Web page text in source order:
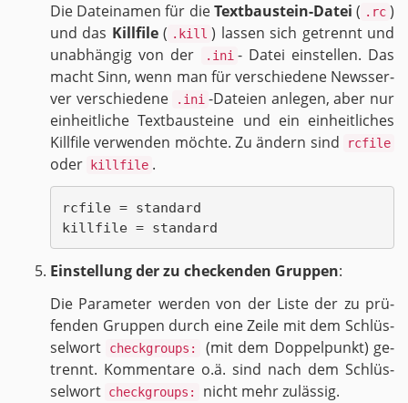
Die Da­tei­na­men für dieText­bau­stein-Da­tei ( .rc )
und das Kill­fi­le( .kill ) las­sen sich ge­trennt und
un­ab­hän­gig von der
.ini - Datei ein­stel­len. Das
macht Sinn, wenn man für ver­schie­de­ne News­ser­
ver ver­schie­de­ne
.ini -Da­tei­en an­le­gen, aber nur
ein­heit­li­che Text­bau­stei­ne und ein ein­heit­li­ches
Kill­fi­le ver­wen­den möch­te. Zu än­dern sind
rcfile
oder killfile .
rcfile = standard
Ein­stel­lung der zu che­cken­den Grup­pen:
Die Pa­ra­me­ter wer­den von der Liste der zu prü­
fen­den Grup­pen durch eine Zeile mit dem Schlüs­
sel­wort
checkgroups:
(mit dem Dop­pel­punkt) ge­
trennt. Kom­men­ta­re o.ä. sind nach dem Schlüs­
sel­wort checkgroups:
nicht mehr zu­läs­sig.